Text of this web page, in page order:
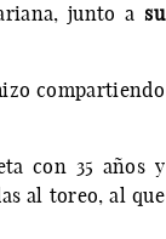
junto asu
compartiendo
con 35 años y
al toreo, al que